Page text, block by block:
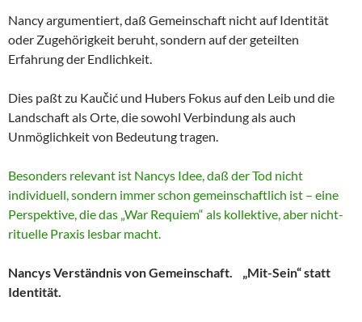
Nancy argumentiert, daß Gemeinschaft nicht auf Identität
oder Zugehörigkeit beruht, sondern auf der geteilten
Erfahrung der Endlichkeit.
Dies paßt zu Kaučić und Hubers Fokus auf den Leib und die
Landschaft als Orte, die sowohl Verbindung als auch
Unmöglichkeit von Bedeutung tragen.
Besonders relevant ist Nancys Idee, daß der Tod nicht
individuell, sondern immer schon gemeinschaftlich ist – eine
Perspektive, die das „War Requiem“ als kollektive, aber nicht-
rituelle Praxis lesbar macht.
Nancys Verständnis von Gemeinschaft. „Mit-Sein“ statt
Identität.